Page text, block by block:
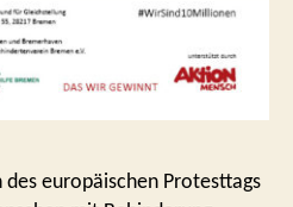
europäischen Protesttags